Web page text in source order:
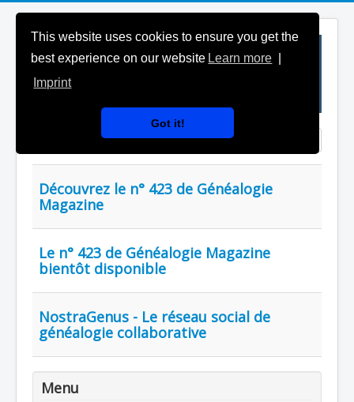
This website uses cookies to ensure you get the
best experience on our website Learn more
Imprint
Got it!
Saisir partie du titre Affichage #
Découvrez le n° 423 de Généalogie
Magazine
Le n° 423 de Généalogie Magazine
bientôt disponible
NostraGenus - Le réseau social de
généalogie collaborative
Menu